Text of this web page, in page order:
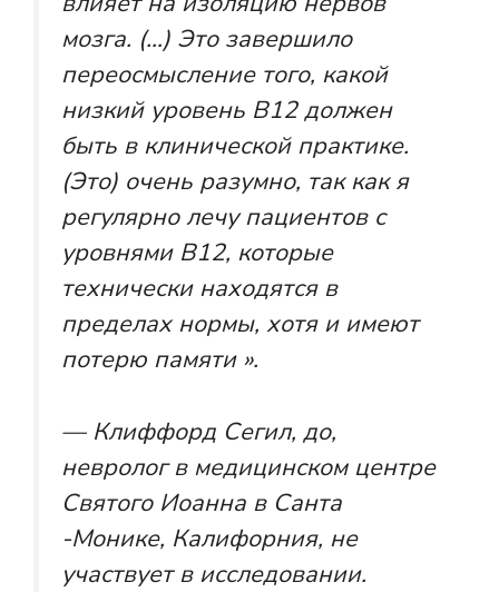
мозга. (…) Это завершило
переосмысление того, какой
низкий уровень B12 должен
быть в клинической практике.
(Это) очень разумно, так как я
регулярно лечу пациентов с
уровнями B12, которые
технически находятся в
пределах нормы, хотя и имеют
потерю памяти ».
— Клиффорд Сегил, до,
невролог в медицинском центре
Святого Иоанна в Санта
-Монике, Калифорния, не
участвует в исследовании.